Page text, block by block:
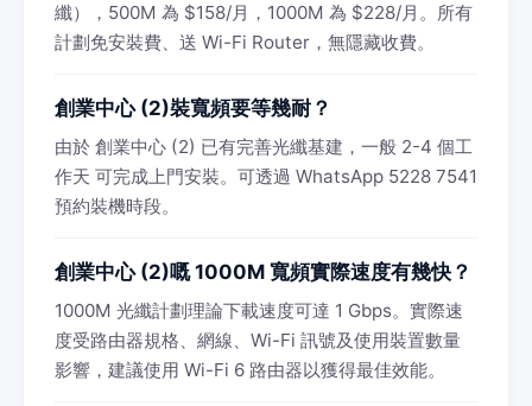
纖），500M 為 $158/月，1000M 為 $228/月。所有
計劃免安裝費、送 Wi-Fi Router，無隱藏收費。
創業中心 (2)裝寬頻要等幾耐？
由於 創業中心 (2) 已有完善光纖基建，一般 2-4 個工
作天 可完成上門安裝。可透過 WhatsApp 5228 7541
預約裝機時段。
創業中心 (2)嘅 1000M 寬頻實際速度有幾快？
1000M 光纖計劃理論下載速度可達 1 Gbps。實際速
度受路由器規格、網線、Wi-Fi 訊號及使用裝置數量
影響，建議使用 Wi-Fi 6 路由器以獲得最佳效能。